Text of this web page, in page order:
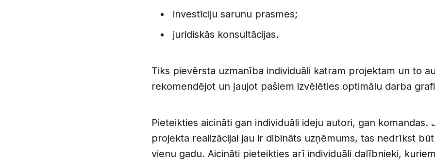
investīciju sarunu prasmes;
juridiskās konsultācijas.
Tiks pievērsta uzmanība individuāli katram projektam un to
rekomendējot un ļaujot pašiem izvēlēties optimālu darba
Pieteikties aicināti gan individuāli ideju autori, gan komandas.
projekta realizācijai jau ir dibināts uzņēmums, tas nedrīkst
vienu gadu. Aicināti pieteikties arī individuāli dalībnieki,